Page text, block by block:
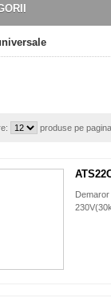
produse pe pagina